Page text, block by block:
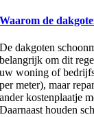
Waarom de
De dakgoten
belangrijk om dit
uw woning of
per meter), maar
ander kostenplaatje
Daarnaast houden